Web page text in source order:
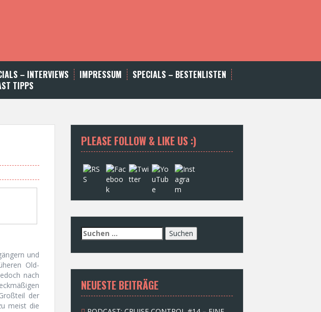
– INTERVIEWS IMPRESSUM
SPECIALS – BESTENLISTEN
TIPPS
und
Old-
nach
der
meist die
PLEASE FOLLOW & LIKE US :)
S
u
c
e
n
n
NEUESTE BEITRÄGE